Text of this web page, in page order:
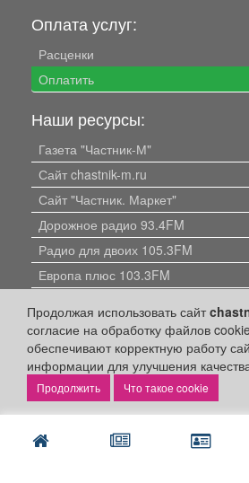
Продолжая использовать сайт
согласие на обработку файлов
обеспечивают корректную работу
информации для улучшения
Что такое cookie
Оплата услуг:
Расценки
Оплатить
Наши ресурсы:
Газета "Частник-М"
Сайт chastnik-m.ru
Сайт "Частник. Маркет"
Дорожное радио 93.4FM
Радио для двоих 105.3FM
Европа плюс 103.3FM
Политика конфиденциальности
«Партнёрский проект» оплачены
Редакция сайта не несет ответственности